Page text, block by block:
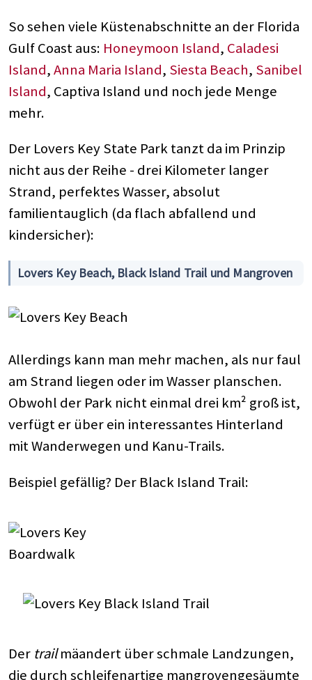
So sehen viele Küstenabschnitte an der Florida
Gulf Coast aus: Honeymoon Island, Caladesi
Island,Anna Maria Island, Siesta Beach, Sanibel
Island, Captiva Island und noch jede Menge
mehr.
Der Lovers Key State Park tanzt da im Prinzip
nicht aus der Reihe - drei Kilometer langer
Strand, perfektes Wasser, absolut
familientauglich (da flach abfallend und
kindersicher):
Lovers Key Beach, Black Island Trail und Mangroven
Allerdings kann man mehr machen, als nur faul
am Strand liegen oder im Wasser planschen.
Obwohl der Park nicht einmal drei km² groß ist,
verfügt er über ein interessantes Hinterland
mit Wanderwegen und Kanu-Trails.
Beispiel gefällig? Der Black Island Trail:
Der trailmäandert über schmale Landzungen,
die durch schleifenartige mangrovengesäumte